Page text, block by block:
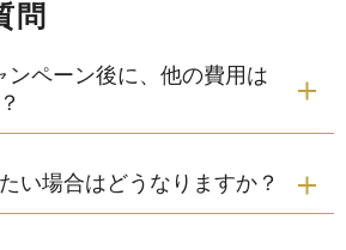
問
ンペーン後に、他の費用は
い場合はどうなりますか？